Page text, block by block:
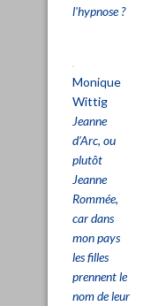
l'hypnose ?
Monique
Wittig
Jeanne
d’Arc, ou
plutôt
Jeanne
Rommée,
car dans
mon pays
les filles
prennent le
nom de leur